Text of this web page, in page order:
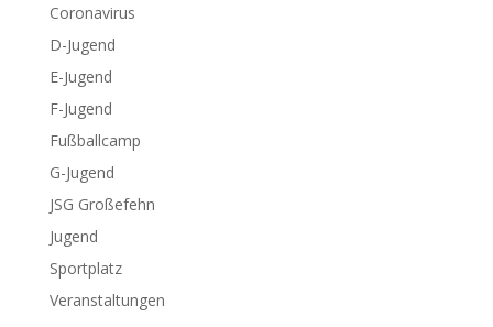
Coronavirus
D-Jugend
E-Jugend
F-Jugend
Fußballcamp
G-Jugend
JSG Großefehn
Jugend
Sportplatz
Veranstaltungen